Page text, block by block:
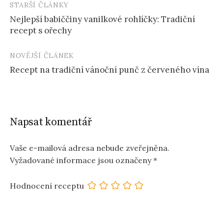
Post
navigation
STARŠÍ ČLÁNKY
Nejlepší babiččiny vanilkové rohlíčky: Tradiční
recept s ořechy
NOVĚJŠÍ ČLÁNEK
Recept na tradiční vánoční punč z červeného vína
Napsat komentář
Vaše e-mailová adresa nebude zveřejněna.
Vyžadované informace jsou označeny*
Hodnocení receptu